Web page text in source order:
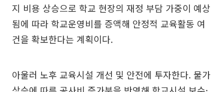
지 비용 상승으로 학교 현장의 재정 부담 가중이 예상
됨에 따라 학교운영비를 증액해 안정적 교육활동 여
건을 확보한다는 계획이다.
아울러 노후 교육시설 개선 및 안전에 투자한다. 물가